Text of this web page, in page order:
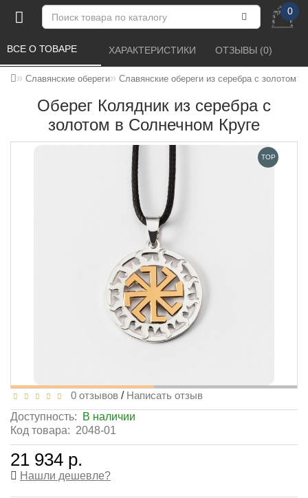
0
Славянские обереги Славянские обереги из серебра с золотом
Оберег Колядник из серебра с
золотом в Солнечном Круге
ВСЕ О ТОВАРЕ ХАРАКТЕРИСТИКИ ОТЗЫВЫ (0)
TOP
0 отзывов / Написать отзыв
Доступность:
В наличии
Код товара: 2048-01
21 934 р.
Нашли дешевле?